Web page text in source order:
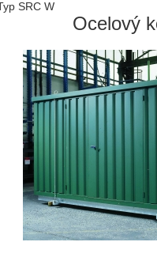
SRC W
Ocelový